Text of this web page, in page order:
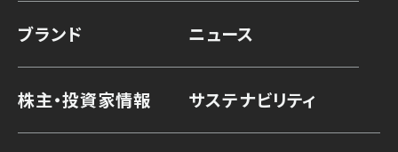
ブランド ニュース
株主・投資家情報 サステナビリティ